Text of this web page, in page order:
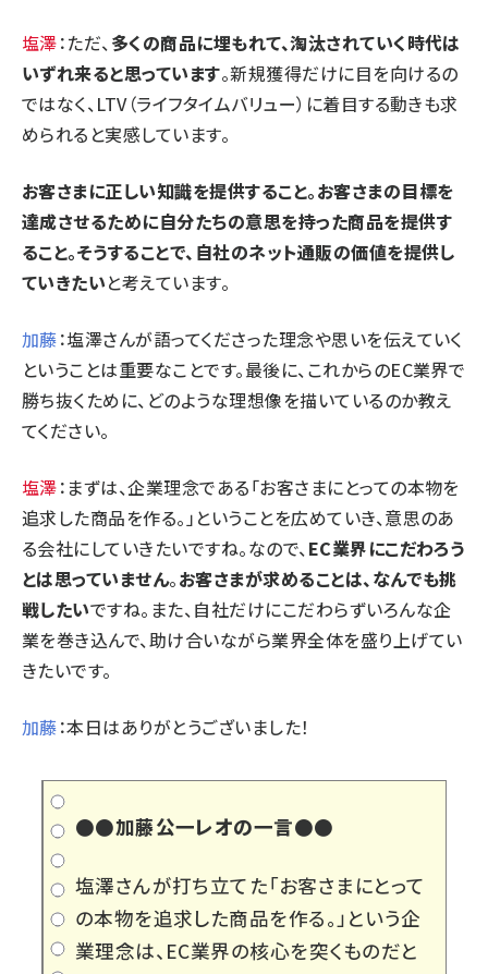
塩澤：ただ、多くの商品に埋もれて、淘汰されていく時代は
いずれ来ると思っています。新規獲得だけに目を向けるの
ではなく、LTV（ライフタイムバリュー）に着目する動きも求
められると実感しています。
お客さまに正しい知識を提供すること。お客さまの目標を
達成させるために自分たちの意思を持った商品を提供す
ること。そうすることで、自社のネット通販の価値を提供し
ていきたいと考えています。
加藤：塩澤さんが語ってくださった理念や思いを伝えていく
ということは重要なことです。最後に、これからのEC業界で
勝ち抜くために、どのような理想像を描いているのか教え
てください。
塩澤：まずは、企業理念である「お客さまにとっての本物を
追求した商品を作る。」ということを広めていき、意思のあ
る会社にしていきたいですね。なので、EC業界にこだわろう
とは思っていません。お客さまが求めることは、なんでも挑
戦したいですね。また、自社だけにこだわらずいろんな企
業を巻き込んで、助け合いながら業界全体を盛り上げてい
きたいです。
加藤：本日はありがとうございました！
●●加藤公一レオの一言●●
塩澤さんが打ち立てた「お客さまにとって
の本物を追求した商品を作る。」という企
業理念は、EC業界の核心を突くものだと